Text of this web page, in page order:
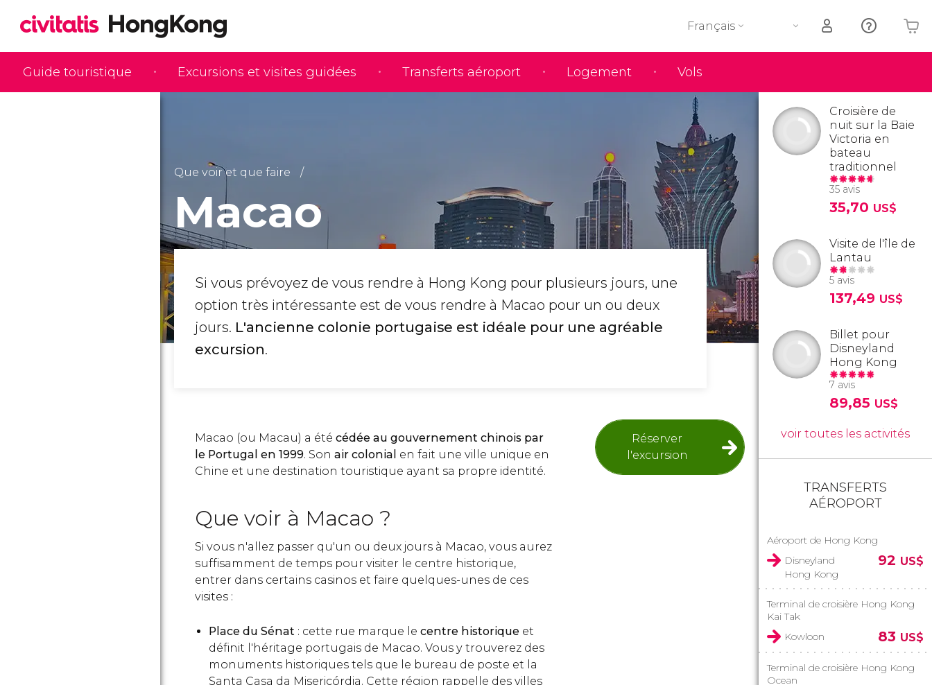
Guide touristique Excursions et visites guidées Transferts aéroport Logement Vols
Français
Que voir et que faire
Macao
Si vous prévoyez de vous rendre à Hong Kong pour plusieurs jours, une
option très intéressante est de vous rendre à Macao pour un ou deux
jours. L'ancienne colonie portugaise est idéale pour une agréable
excursion.
Réserver
l'excursion
Macao (ou Macau) a été cédée au gouvernement chinois par
le Portugal en 1999. Son air colonial en fait une ville unique en
Chine et une destination touristique ayant sa propre identité.
Que voir à Macao ?
Si vous n'allez passer qu'un ou deux jours à Macao, vous aurez
suffisamment de temps pour visiter le centre historique,
entrer dans certains casinos et faire quelques-unes de ces
visites :
Place du Sénat : cette rue marque le centre historique et
définit l'héritage portugais de Macao. Vous y trouverez des
monuments historiques tels que le bureau de poste et la
Santa Casa da Misericórdia. Cette région rappelle des villes
Croisière de
nuit sur la Baie
Victoria en
bateau
traditionnel
35 avis
35,70 US$
Visite de l'île de
Lantau
5 avis
137,49 US$
Billet pour
Disneyland
Hong Kong
7 avis
89,85 US$
voir toutes les activités
TRANSFERTS
AÉROPORT
Aéroport de Hong Kong
Disneyland
Hong Kong
92 US$
Terminal de croisière Hong Kong
Kai Tak
Kowloon
83 US$
Terminal de croisière Hong Kong
Ocean